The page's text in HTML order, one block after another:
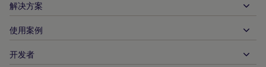
解决方案
入账
支出
使用案例
接待服务
开发者